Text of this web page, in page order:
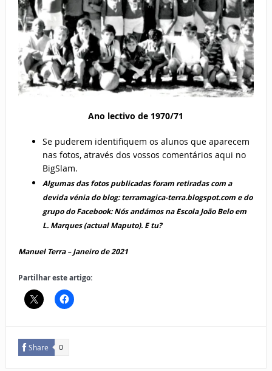
Ano lectivo de 1970/71
Se puderem identifiquem os alunos que aparecem
nas fotos, através dos vossos comentários aqui no
BigSlam.
Algumas das fotos publicadas foram retiradas com a
devida vénia do blog: terramagica-terra.blogspot.com e do
grupo do Facebook: Nós andámos na Escola João Belo em
L. Marques (actual Maputo). E tu?
Manuel Terra – Janeiro de 2021
Partilhar este artigo:
Share 0